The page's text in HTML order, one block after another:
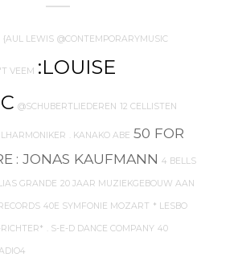
{AUL LEWIS @CONTEMPORARYMUSIC
'T VEEM :LOUISE
@SCHUBERTLIEDEREN 12 CELLISTEN
. KANAKO ABE 50 FOR
: JONAS KAUFMANN 4 BELLS
GRANDE 20 JAAR MUZIEKGEBOUW AAN
40E SYMFONIE MOZART * LESBO
. S-E-D DANCE COMPANY 40